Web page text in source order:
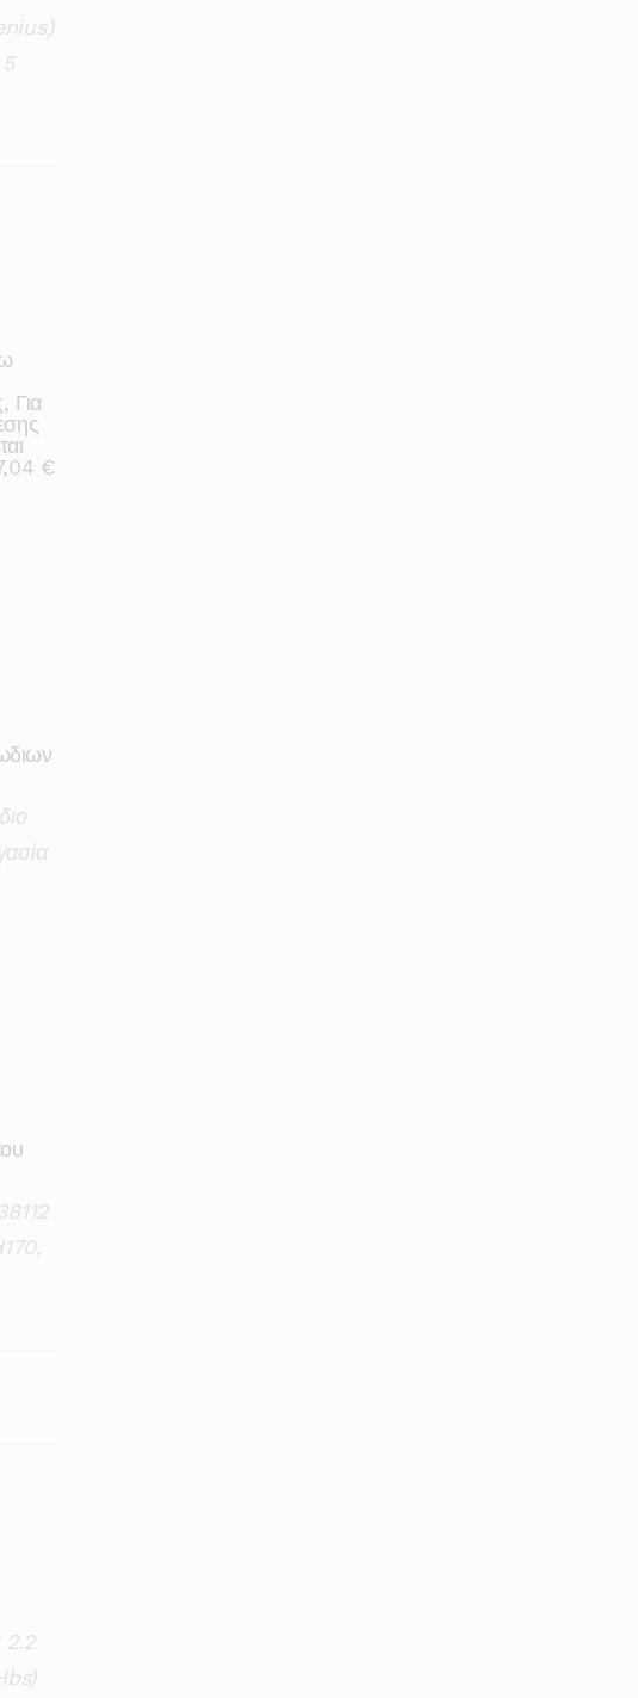
Για
€
2.2